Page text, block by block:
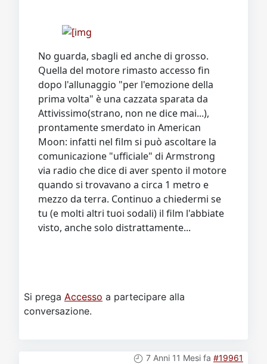
No guarda, sbagli ed anche di grosso.
Quella del motore rimasto accesso fin
dopo l'allunaggio "per l'emozione della
prima volta" è una cazzata sparata da
Attivissimo(strano, non ne dice mai...),
prontamente smerdato in American
Moon: infatti nel film si può ascoltare la
comunicazione "ufficiale" di Armstrong
via radio che dice di aver spento il motore
quando si trovavano a circa 1 metro e
mezzo da terra. Continuo a chiedermi se
tu (e molti altri tuoi sodali) il film l'abbiate
visto, anche solo distrattamente...
Si prega Accesso a partecipare alla
conversazione.
7 Anni 11 Mesi fa #19961